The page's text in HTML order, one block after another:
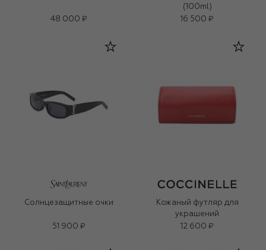
48 000 ₽
(100ml)
16 500 ₽
Солнцезащитные очки
51 900 ₽
Кожаный футляр для
украшений
12 600 ₽